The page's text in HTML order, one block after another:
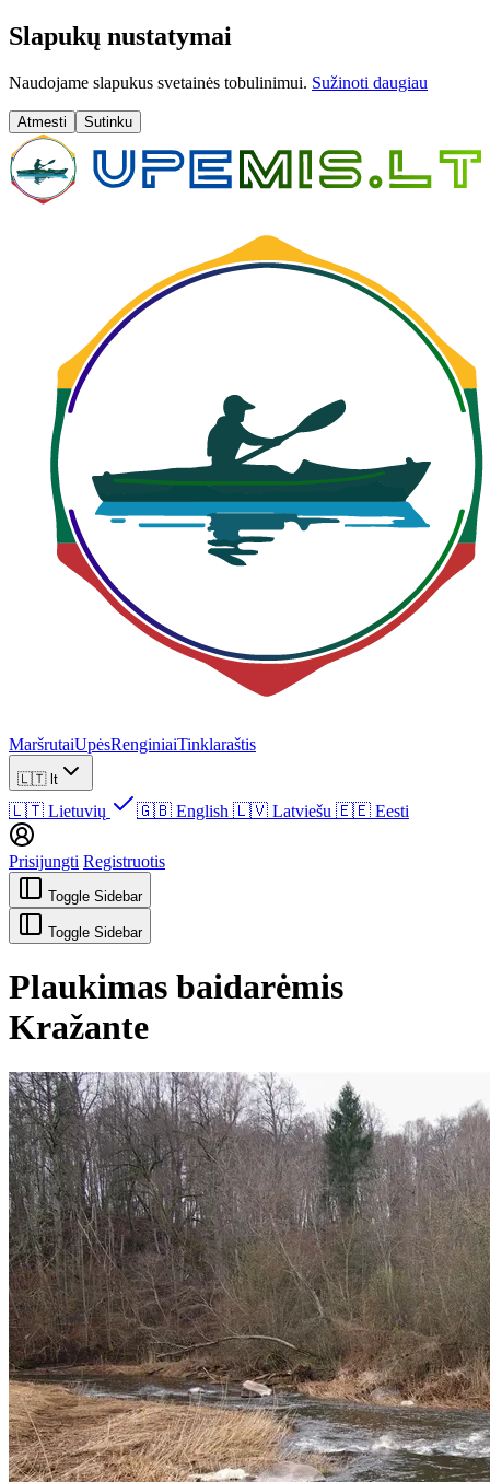
Slapukų nustatymai
Naudojame slapukus svetainės tobulinimui. Sužinoti daugiau
Atmesti Sutinku
MaršrutaiUpėsRenginiaiTinklaraštis
🇱🇹 lt
🇱🇹 Lietuvių 🇬🇧 English 🇱🇻 Latviešu 🇪🇪 Eesti
Prisijungti Registruotis
Toggle Sidebar
Toggle Sidebar
Plaukimas baidarėmis
Kražante